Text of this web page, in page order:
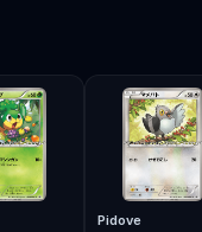
Pidove